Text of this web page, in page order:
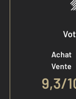
Achat
Vente
9,3/